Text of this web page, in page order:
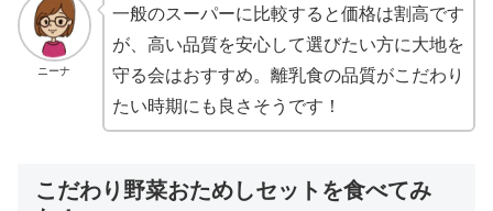
ニーナ
一般のスーパーに比較すると価格は割高です
が、高い品質を安心して選びたい方に大地を
守る会はおすすめ。離乳食の品質がこだわり
たい時期にも良さそうです！
こだわり野菜おためしセットを食べてみ